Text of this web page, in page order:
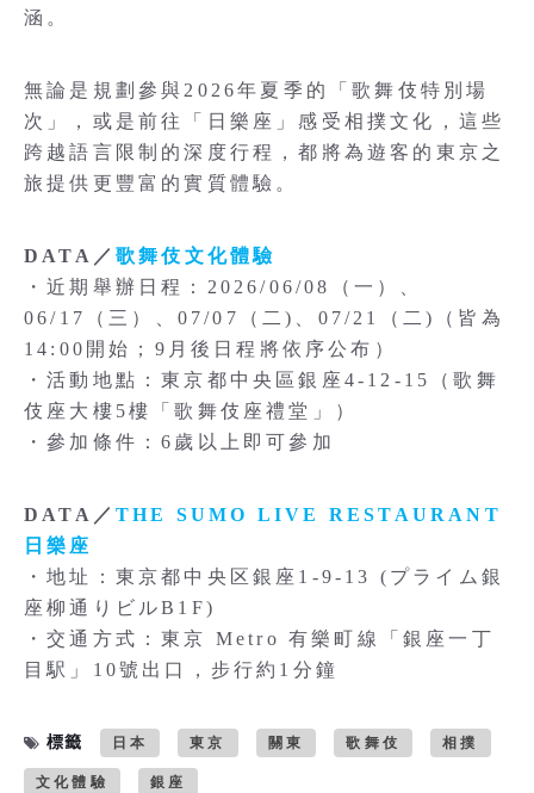
涵。
無論是規劃參與2026年夏季的「歌舞伎特別場
次」，或是前往「日樂座」感受相撲文化，這些
跨越語言限制的深度行程，都將為遊客的東京之
旅提供更豐富的實質體驗。
DATA／ 歌舞伎文化體驗
・近期舉辦日程：2026/06/08（一）、
06/17（三）、07/07（二)、07/21（二)（皆為
14:00開始；9月後日程將依序公布）
・活動地點：東京都中央區銀座4-12-15（歌舞
伎座大樓5樓「歌舞伎座禮堂」）
・參加條件：6歲以上即可參加
DATA／ THE SUMO LIVE RESTAURANT
日樂座
・地址：東京都中央区銀座1-9-13 (プライム銀
座柳通りビルB1F)
・交通方式：東京 Metro 有樂町線「銀座一丁
目駅」10號出口，步行約1分鐘
標籤 日本 東京 關東 歌舞伎 相撲
文化體驗 銀座